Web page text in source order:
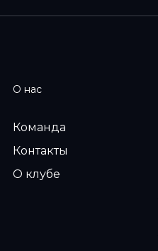
О нас
Команда
Контакты
О клубе